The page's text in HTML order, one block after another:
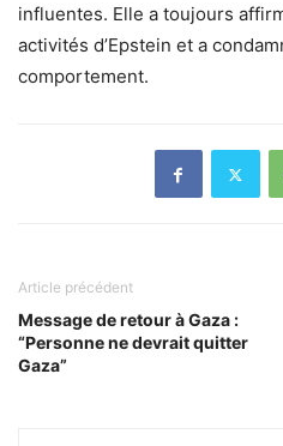
influentes. Elle a toujours
activités d’Epstein et a
comportement.
Article précédent
Message de retour à Gaza :
“Personne ne devrait quitter
Gaza”